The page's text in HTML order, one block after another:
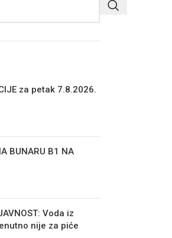
za petak 7.8.2026.
BUNARU B1 NA
Voda iz
nije za piće